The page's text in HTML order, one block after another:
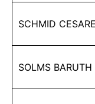
SCHMID
SOLMS